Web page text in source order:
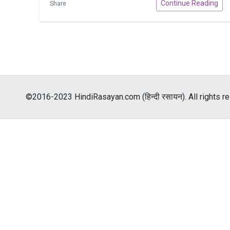
Share Continue Reading
©2016-2023 HindiRasayan.com (हिन्दी रसायन). All rights